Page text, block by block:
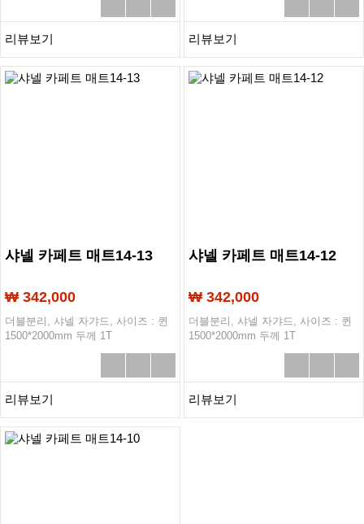
리뷰보기 리뷰보기
샤넬 카페트 매트14-13
₩ 342,000
더블분리, 샤넬 자갸드, 사이즈 : 퀸
1500*2000mm 두께 1T
리뷰보기
샤넬 카페트 매트14-12
₩ 342,000
더블분리, 샤넬 자갸드, 사이즈 : 퀸
1500*2000mm 두께 1T
리뷰보기